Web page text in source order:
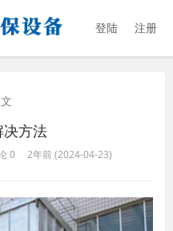
登陆 注册
决方法
0 2年前 (2024-04-23)